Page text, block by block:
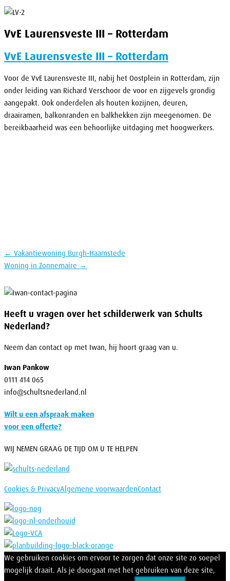
VvE Laurensveste III – Rotterdam
VvE Laurensveste III – Rotterdam
Voor de VvE Laurensveste III, nabij het Oostplein in Rotterdam, zijn
onder leiding van Richard Verschoor de voor en zijgevels grondig
aangepakt. Ook onderdelen als houten kozijnen, deuren,
draairamen, balkonranden en balkhekken zijn meegenomen. De
bereikbaarheid was een behoorlijke uitdaging met hoogwerkers.
← Vakantiewoning Burgh-Haamstede
Woning in Zonnemaire →
Heeft u vragen over het schilderwerk van Schults
Nederland?
Neem dan contact op met Iwan, hij hoort graag van u.
Iwan Pankow
0111 414 065
info@schultsnederland.nl
Wilt u een afspraak maken
voor een offerte?
WIJ NEMEN GRAAG DE TIJD OM U TE HELPEN
Cookies & PrivacyAlgemene voorwaardenContact
We gebruiken cookies om ervoor te zorgen dat onze site zo soepel
mogelijk draait. Als je doorgaat met het gebruiken van deze site,